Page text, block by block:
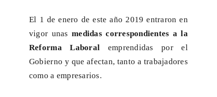
El 1 de enero de este año 2019 entraron en
vigor unasmedidas correspondientes a la
Reforma Laboral emprendidas por el
Gobierno y que afectan, tanto a trabajadores
como a empresarios.